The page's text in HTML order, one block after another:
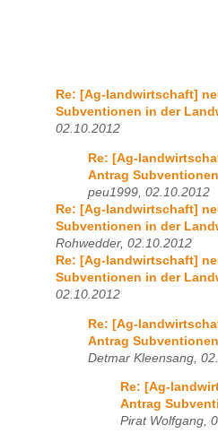
Re: [Ag-landwirtschaft]
Subventionen in der
02.10.2012
Re: [Ag-
Antrag
peu1999, 02.10.2012
Re: [Ag-landwirtschaft]
Subventionen in der
Rohwedder, 02.10.2012
Re: [Ag-landwirtschaft]
Subventionen in der
02.10.2012
Re: [Ag-
Antrag
Detmar Kleensang,
Re: [Ag-
Antrag
Pirat Wolfgang,